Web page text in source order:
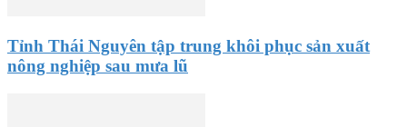
Tỉnh Thái Nguyên tập trung khôi phục sản xuất
nông nghiệp sau mưa lũ